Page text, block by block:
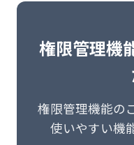
権限管理機
権限管理機能の
使いやすい機